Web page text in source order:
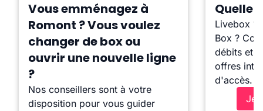
Vous emménagez à
Romont ? Vous voulez
changer de box ou
ouvrir une nouvelle ligne
?
Nos conseillers sont à votre
disposition pour vous guider
Quelle
Livebox ?
Box ?
débits et
offres
d'accès.
Je